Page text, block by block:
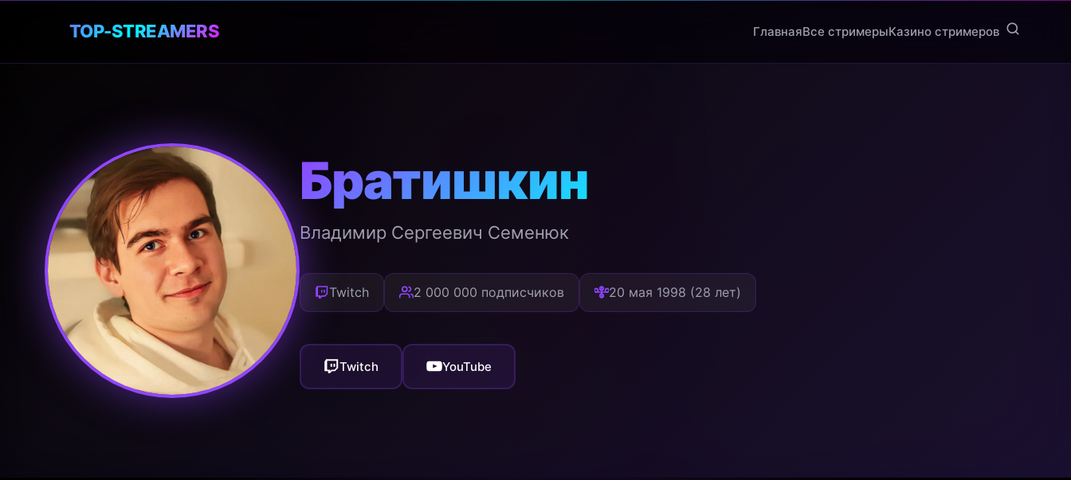
TOP-STREAMERS ГлавнаяВсе стримерыКазино стримеров
Братишкин
Владимир Сергеевич Семенюк
Twitch 2 000 000 подписчиков 20 мая 1998 (28 лет)
Twitch YouTube